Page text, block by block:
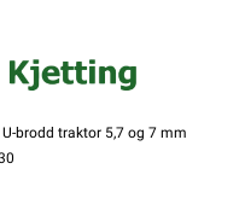
U-brodd traktor 5,7 og 7 mm